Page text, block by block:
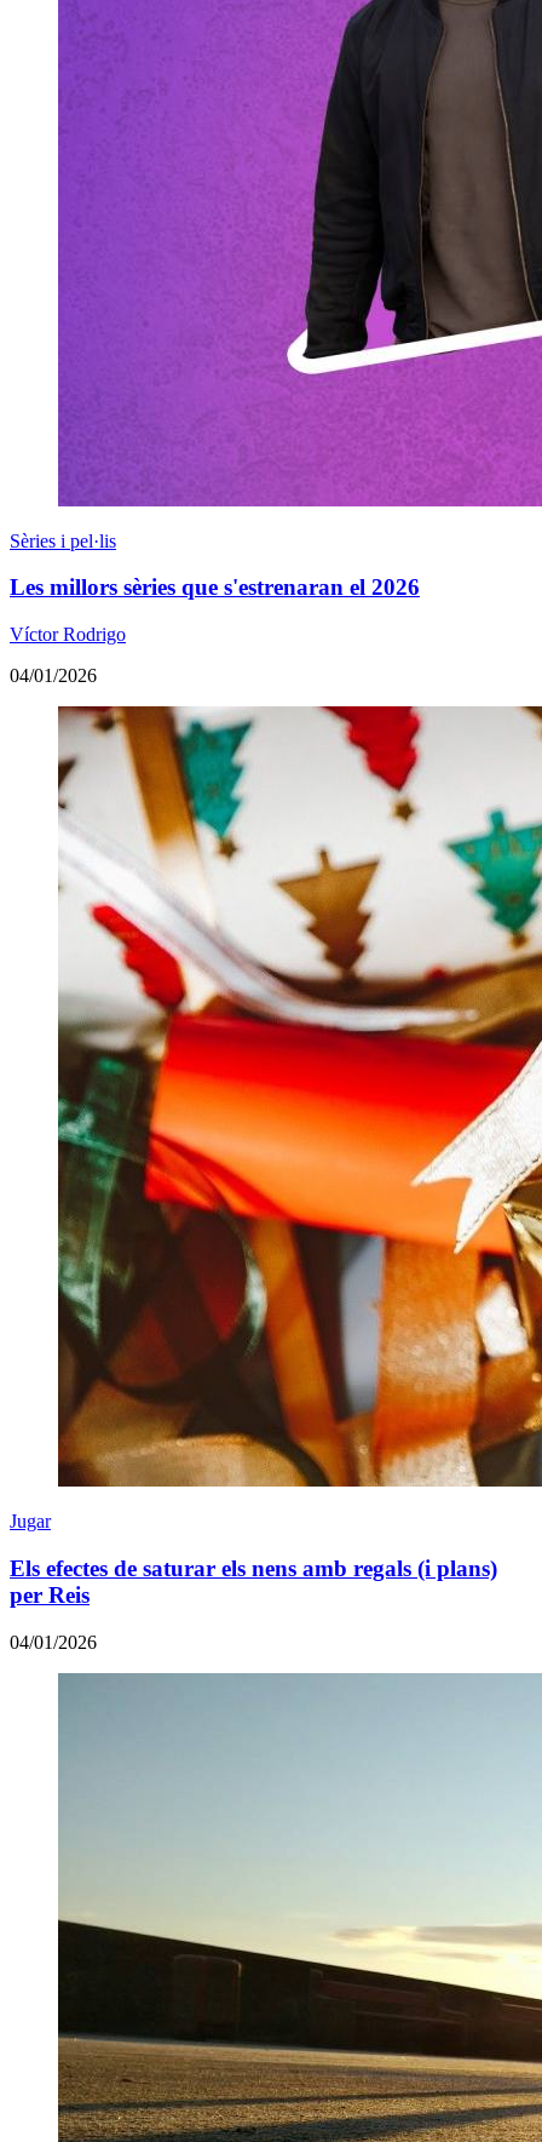
Sèries i pel·lis
Les millors sèries que s'estrenaran el 2026
Víctor Rodrigo
04/01/2026
Jugar
Els efectes de saturar els nens amb regals (i plans)
per Reis
04/01/2026